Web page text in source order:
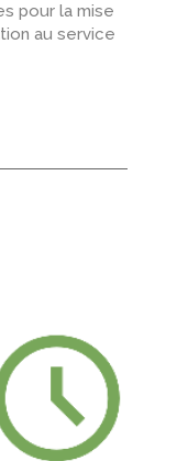
pour la mise
au service